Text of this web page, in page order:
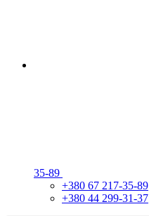
35-89
+380 67 217-35-89
+380 44 299-31-37